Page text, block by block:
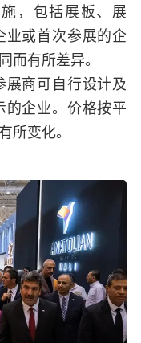
，包括展板、展
业或首次参展的企
而有所差异。
展商可自行设计及
的企业。价格按平
所变化。